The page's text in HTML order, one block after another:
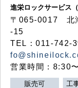
進栄ロックサービス（
〒065-0017 北
-15
TEL：011-742-
営業時間：8:30
販売可 工